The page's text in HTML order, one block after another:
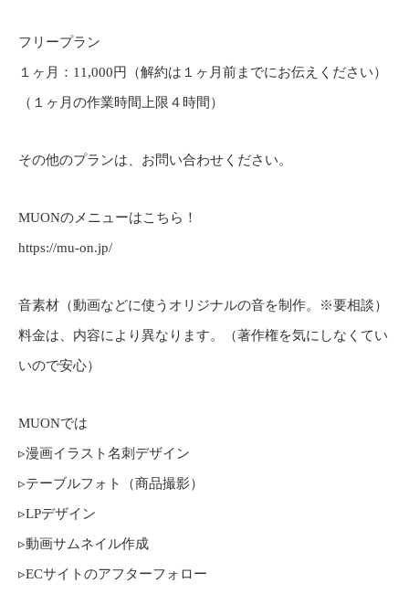
フリープラン
１ヶ月：11,000円（解約は１ヶ月前までにお伝えください）
（１ヶ月の作業時間上限４時間）
その他のプランは、お問い合わせください。
MUONのメニューはこちら！
https://mu-on.jp/
⁡音素材（動画などに使うオリジナルの音を制作。※要相談）
料金は、内容により異なります。（著作権を気にしなくてい
いので安心）
MUONでは
▹漫画イラスト名刺デザイン
▹テーブルフォト（商品撮影）
▹LPデザイン
▹動画サムネイル作成
▹ECサイトのアフターフォロー